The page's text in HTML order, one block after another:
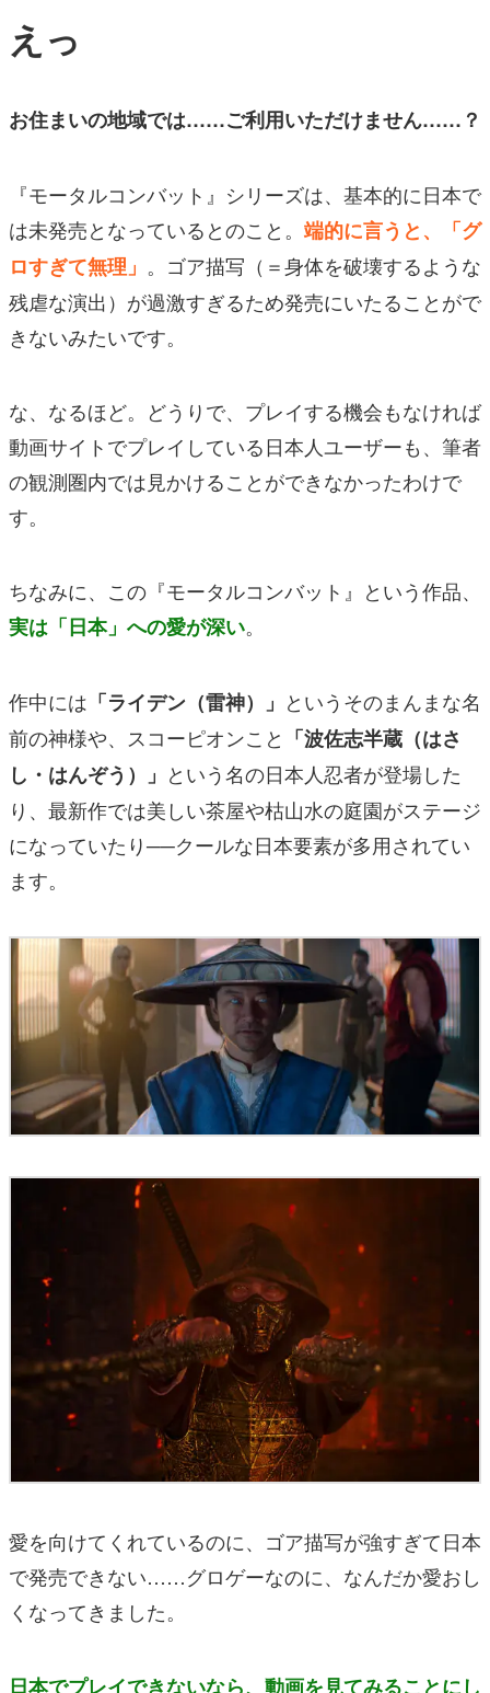
えっ
お住まいの地域では……ご利用いただけません……？
『モータルコンバット』シリーズは、 基本的に日本で
は未発売となっているとのこと。 端的に言うと、「グ
ロすぎて無理」 。ゴア描写（＝身体を破壊するような
残虐な演出）が過激すぎるため発売にいたることがで
きないみたいです。
な、なるほど。どうりで、プレイする機会もなければ
動画サイトでプレイしている日本人ユーザーも、筆者
の観測圏内では見かけることができなかったわけで
す。
ちなみに、この『モータルコンバット』という作品、
実は「日本」への愛が深い。
作中には 「ライデン（雷神）」 というそのまんまな名
前の神様や、スコーピオンこと 「波佐志半蔵（はさ
し・はんぞう）」 という名の日本人忍者が登場した
り、最新作では美しい茶屋や枯山水の庭園がステージ
になっていたり──クールな日本要素が多用されてい
ます。
愛を向けてくれているのに、ゴア描写が強すぎて日本
で発売できない……グロゲーなのに、なんだか愛おし
くなってきました。
日本でプレイできないなら、動画を見てみることにし